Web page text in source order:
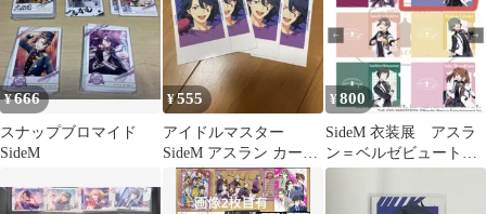
¥666
スナップブロマイド
SideM
¥555
アイドルマスター
SideM アスラン カード
4枚セットfifs展
¥800
SideM 衣装展 アスラ
ン＝ベルゼビュートⅡ
世 クリアファイル